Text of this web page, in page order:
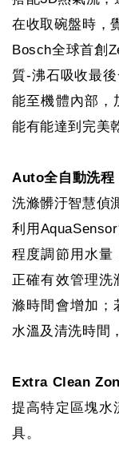
在收取碗盤時，
Bosch全球首創
質-沸石吸收最
能至機體內部，
能有能達到完美
Auto全自動洗程
洗滌髒汙智慧偵
利用
程度調節用水量
正確有效管理
滌時間會增加；
水溫及清洗時間
Extra Clean
提高特定區塊水
具。